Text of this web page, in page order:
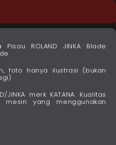
Pisau ROLAND JINKA Blade
foto hanya ilustrasi (bukan
merk KATANA. Kualitas
yang menggunakan